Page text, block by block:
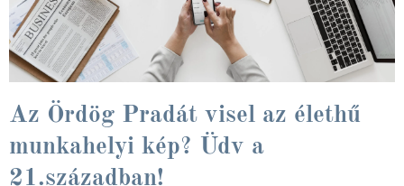
Az Ördög Pradát visel az élethű
munkahelyi kép? Üdv a
21.században!